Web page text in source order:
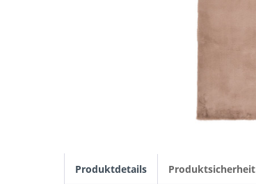
Produktdetails Produktsicherheit